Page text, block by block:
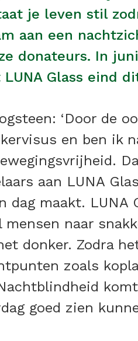
je leven stil
aan een
donateurs. In
Glass eind
‘Door de
en ben ik
aan LUNA
dag maakt.
mensen naar
donker. Zodra
zoals
goed zien